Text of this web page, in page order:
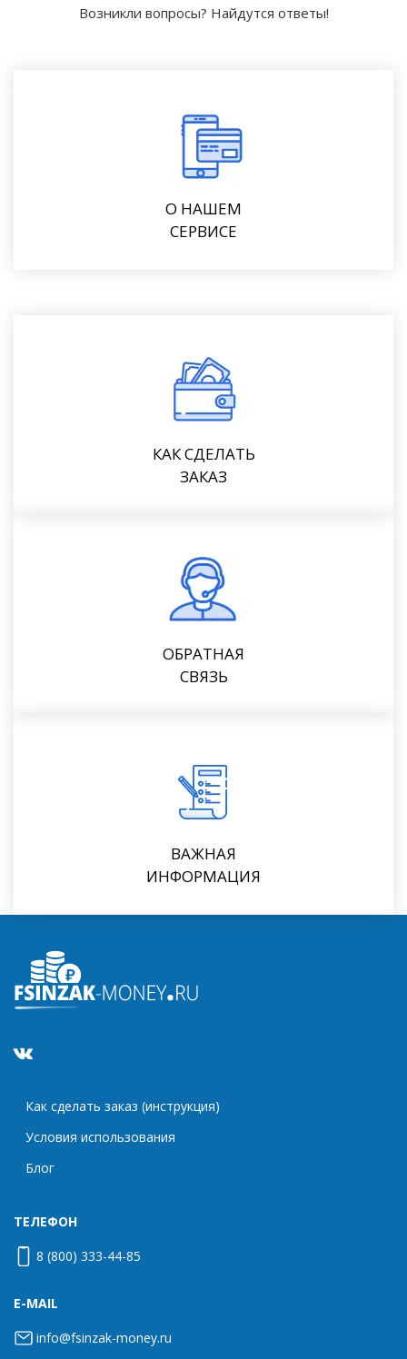
Возникли вопросы? Найдутся ответы!
О НАШЕМ
СЕРВИСЕ
КАК СДЕЛАТЬ
ЗАКАЗ
ОБРАТНАЯ
СВЯЗЬ
ВАЖНАЯ
ИНФОРМАЦИЯ
Как сделать заказ (инструкция)
Условия использования
Блог
ТЕЛЕФОН
8 (800) 333-44-85
E-MAIL
info@fsinzak-money.ru